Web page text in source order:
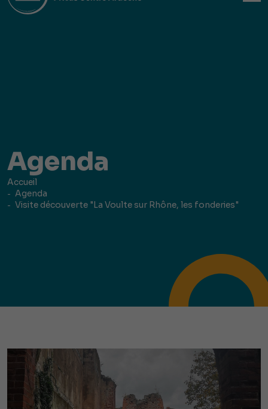
Agenda
Accueil
Agenda
Visite découverte "La Voulte sur Rhône, les fonderies"